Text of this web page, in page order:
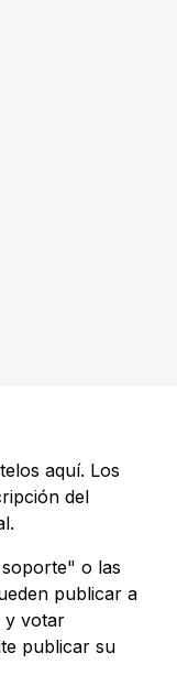
aquí. Los
del
o las
publicar a
y votar
publicar su